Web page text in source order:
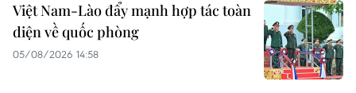
Việt Nam-Lào đẩy mạnh hợp tác toàn
diện về quốc phòng
05/08/2026 14:58